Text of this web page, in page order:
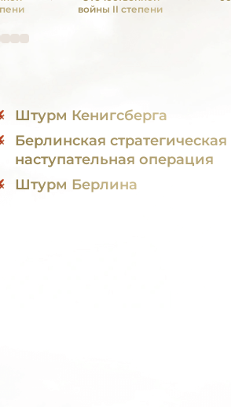
войны II степени
Штурм Кенигсберга
Берлинская стратегическая
наступательная операция
Штурм Берлина